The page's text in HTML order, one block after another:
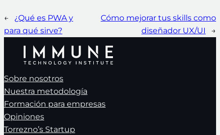
←
¿Qué es PWA y
para qué sirve?
Cómo mejorar tus skills como
diseñador UX/UI
→
Sobre nosotros
Nuestra metodología
Formación para empresas
Opiniones
Torrezno’s Startup